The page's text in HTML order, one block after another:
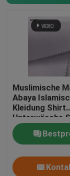
Muslimische
Abaya
Kleidung Shirt
Unterwäsche
Gewebte
Unterwäsche